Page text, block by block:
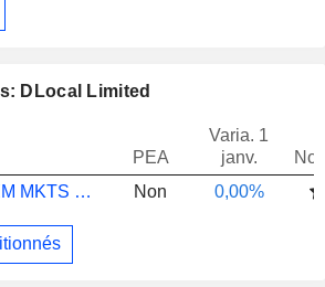
DLocal Limited
PEA
Varia. 1
janv.
POLEN CAPITAL EM MKTS GR B USD ACC
Non 0,00%